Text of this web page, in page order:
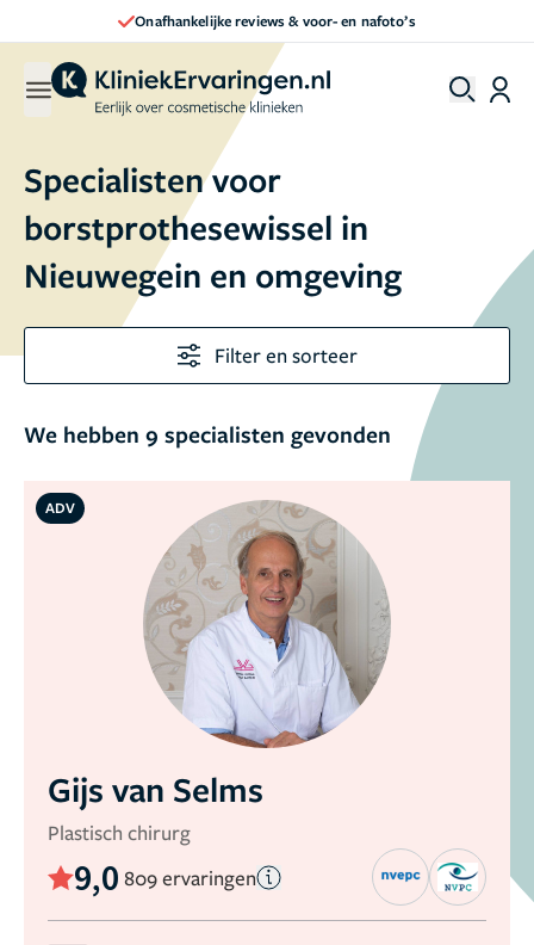
Direct een afspraak maken
Specialisten voor
borstprothesewissel in
Nieuwegein en omgeving
Filter en sorteer
We hebben 9 specialisten gevonden
ADV
Gijs van Selms
Plastisch chirurg
9,0 809 ervaringen